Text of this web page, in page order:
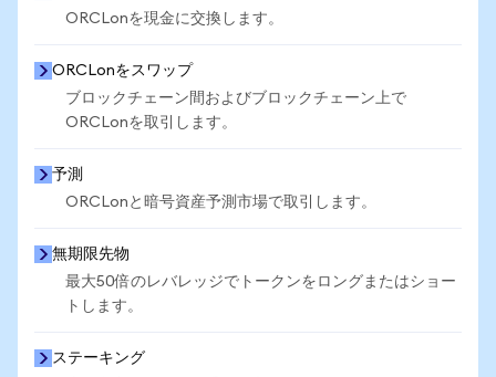
ORCLonを現金に交換します。
ORCLonをスワップ
ブロックチェーン間およびブロックチェーン上で
ORCLonを取引します。
予測
ORCLonと暗号資産予測市場で取引します。
無期限先物
最大50倍のレバレッジでトークンをロングまたはショー
トします。
ステーキング